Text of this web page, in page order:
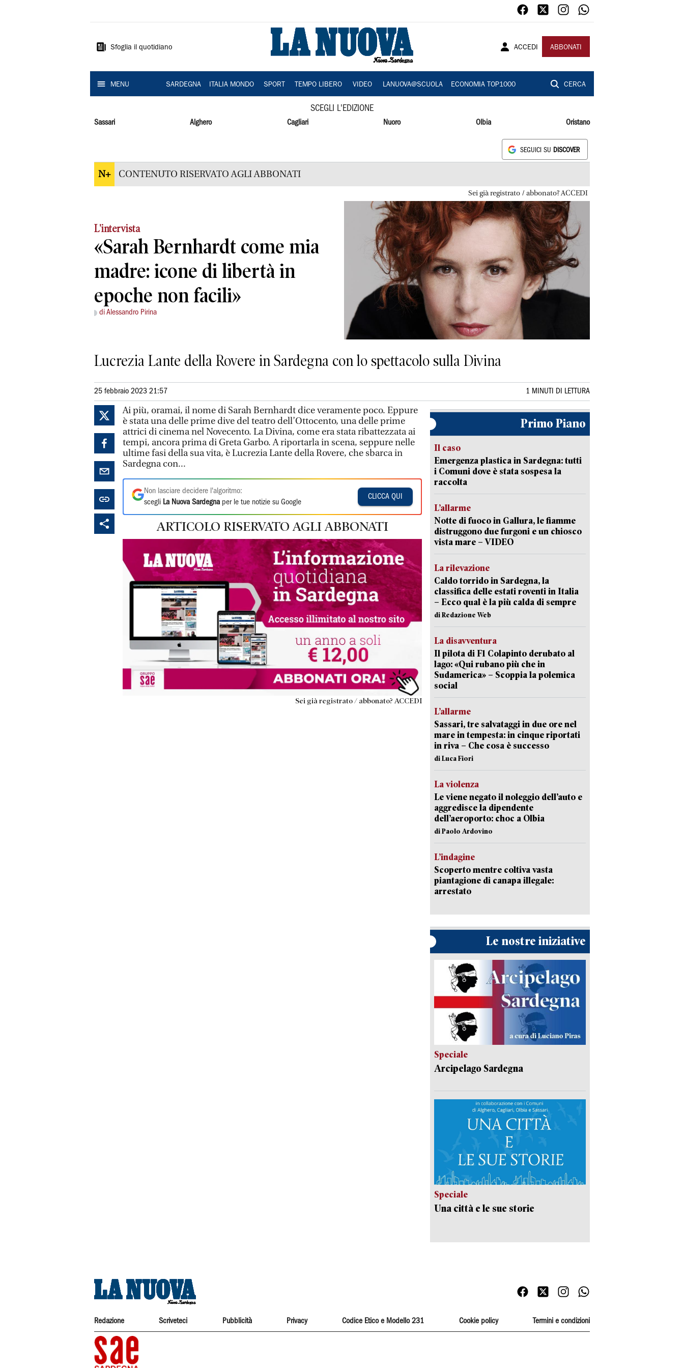
Sardegna
Sfoglia il quotidiano ACCEDI ABBONATI
MENU SARDEGNA ITALIA MONDO SPORT TEMPO LIBERO VIDEO LANUOVA@SCUOLA ECONOMIA TOP1000 CERCA
SCEGLI L'EDIZIONE
Sassari Alghero Cagliari Nuoro Olbia Oristano
SEGUICI SU DISCOVER
N+ CONTENUTO RISERVATO AGLI ABBONATI
Sei già registrato / abbonato? ACCEDI
L'intervista
«Sarah Bernhardt come mia
madre: icone di libertà in
epoche non facili»
di Alessandro Pirina
Lucrezia Lante della Rovere in Sardegna con lo spettacolo sulla Divina
25 febbraio 2023 21:57 1 MINUTI DI LETTURA
Ai più, oramai, il nome di Sarah Bernhardt dice veramente poco. Eppure
è stata una delle prime dive del teatro dell’Ottocento, una delle prime
attrici di cinema nel Novecento. La Divina, come era stata ribattezzata ai
tempi, ancora prima di Greta Garbo. A riportarla in scena, seppure nelle
ultime fasi della sua vita, è Lucrezia Lante della Rovere, che sbarca in
Sardegna con...
Non lasciare decidere l'algoritmo:
scegli La Nuova Sardegna per le tue notizie su Google
CLICCA QUI
ARTICOLO RISERVATO AGLI ABBONATI
Sei già registrato / abbonato? ACCEDI
Primo Piano
Il caso
Emergenza plastica in Sardegna: tutti
i Comuni dove è stata sospesa la
raccolta
L’allarme
Notte di fuoco in Gallura, le fiamme
distruggono due furgoni e un chiosco
vista mare – VIDEO
La rilevazione
Caldo torrido in Sardegna, la
classifica delle estati roventi in Italia
– Ecco qual è la più calda di sempre
di Redazione Web
La disavventura
Il pilota di F1 Colapinto derubato al
lago: «Qui rubano più che in
Sudamerica» – Scoppia la polemica
social
L’allarme
Sassari, tre salvataggi in due ore nel
mare in tempesta: in cinque riportati
in riva – Che cosa è successo
di Luca Fiori
La violenza
Le viene negato il noleggio dell’auto e
aggredisce la dipendente
dell’aeroporto: choc a Olbia
di Paolo Ardovino
L’indagine
Scoperto mentre coltiva vasta
piantagione di canapa illegale:
arrestato
Le nostre iniziative
Speciale
Arcipelago Sardegna
Speciale
Una città e le sue storie
Redazione Scriveteci Pubblicità Privacy Codice Etico e Modello 231 Cookie policy Termini e condizioni